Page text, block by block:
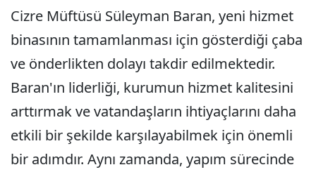
Cizre Müftüsü Süleyman Baran, yeni hizmet
binasının tamamlanması için gösterdiği çaba
ve önderlikten dolayı takdir edilmektedir.
Baran'ın liderliği, kurumun hizmet kalitesini
arttırmak ve vatandaşların ihtiyaçlarını daha
etkili bir şekilde karşılayabilmek için önemli
bir adımdır. Aynı zamanda, yapım sürecinde